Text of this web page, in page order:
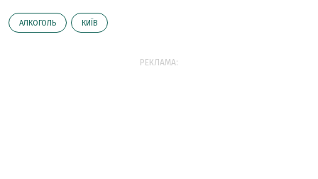
АЛКОГОЛЬ КИЇВ
РЕКЛАМА: